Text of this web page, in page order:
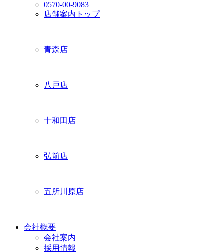
0570-00-9083
店舗案内トップ
青森店
八戸店
十和田店
弘前店
五所川原店
会社概要
会社案内
採用情報